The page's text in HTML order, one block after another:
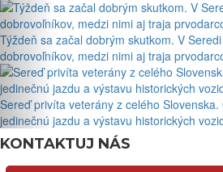
Týždeň sa začal dobrým skutkom. V
dobrovoľníkov, medzi nimi aj traja
Sereď privíta veterány z celého
jedinečnú jazdu a výstavu historických
KONTAKTUJ NÁS